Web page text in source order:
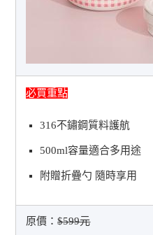
必買重點
316不鏽鋼質料護航
500ml容量適合多用途
附贈折疊勺 隨時享用
原價：$599元